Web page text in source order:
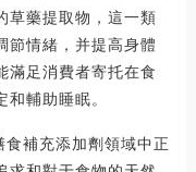
草藥提取物，這一類
節情緒，并提高身體
滿足消費者寄托在食
輔助睡眠。
食補充添加劑領域中正